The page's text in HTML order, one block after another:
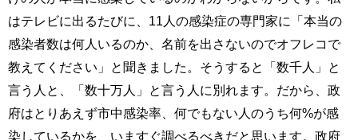
はテレビに出るたびに、11人の感染症の専門家に「本当の
感染者数は何人いるのか、名前を出さないのでオフレコで
教えてください」と聞きました。そうすると「数千人」と
言う人と、「数十万人」と言う人に別れます。だから、政
府はとりあえず市中感染率、何でもない人のうち何%が感
染しているかを、いますぐ調べるべきだと思います。政府